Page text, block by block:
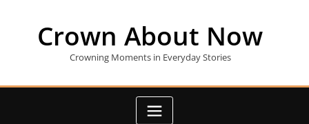
Crown About Now
Crowning Moments in Everyday Stories